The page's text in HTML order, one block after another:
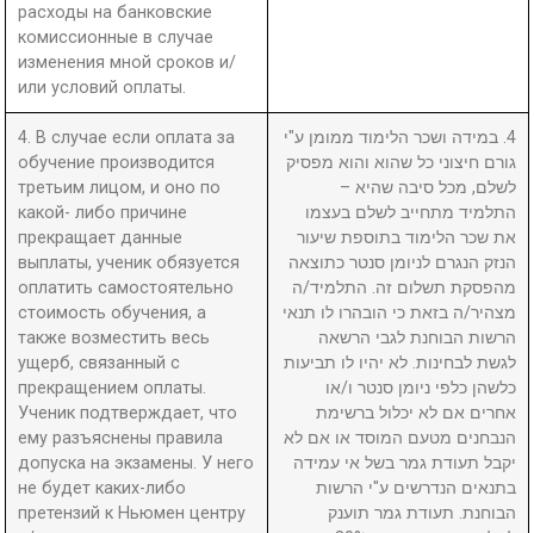
расходы на банковские
комиссионные в случае
изменения мной сроков и/
или условий оплаты.
4. В случае если оплата за
обучение производится
третьим лицом, и оно по
какой- либо причине
прекращает данные
выплаты, ученик обязуется
оплатить самостоятельно
стоимость обучения, а
также возместить весь
ущерб, связанный с
прекращением оплаты.
Ученик подтверждает, что
ему разъяснены правила
допуска на экзамены. У него
не будет каких-либо
претензий к Ньюмен центру
4. במידה ושכר הלימוד ממומן ע"י
גורם חיצוני כל שהוא והוא מפסיק
לשלם, מכל סיבה שהיא –
התלמיד מתחייב לשלם בעצמו
את שכר הלימוד בתוספת שיעור
הנזק הנגרם לניומן סנטר כתוצאה
מהפסקת תשלום זה. התלמיד/ה
מצהיר/ה בזאת כי הובהרו לו תנאי
הרשות הבוחנת לגבי הרשאה
לגשת לבחינות. לא יהיו לו תביעות
כלשהן כלפי ניומן סנטר ו/או
אחרים אם לא יכלול ברשימת
הנבחנים מטעם המוסד או אם לא
יקבל תעודת גמר בשל אי עמידה
בתנאים הנדרשים ע"י הרשות
הבוחנת. תעודת גמר תוענק